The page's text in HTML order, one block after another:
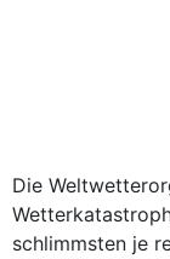
Die
schlimmsten je